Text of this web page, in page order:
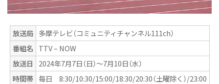
放送局 多摩テレビ（コミュニティチャンネル111ch）
番組名
TTV – NOW
放送日
2024年7月7日（日）〜7月10日（水）
時間帯 毎日 8:30/10:30/15:00/18:30/20:30（土曜除く）/23:00